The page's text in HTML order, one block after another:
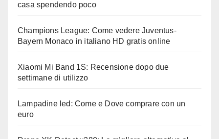
casa spendendo poco
Champions League: Come vedere Juventus-
Bayern Monaco in italiano HD gratis online
Xiaomi Mi Band 1S: Recensione dopo due
settimane di utilizzo
Lampadine led: Come e Dove comprare con un
euro